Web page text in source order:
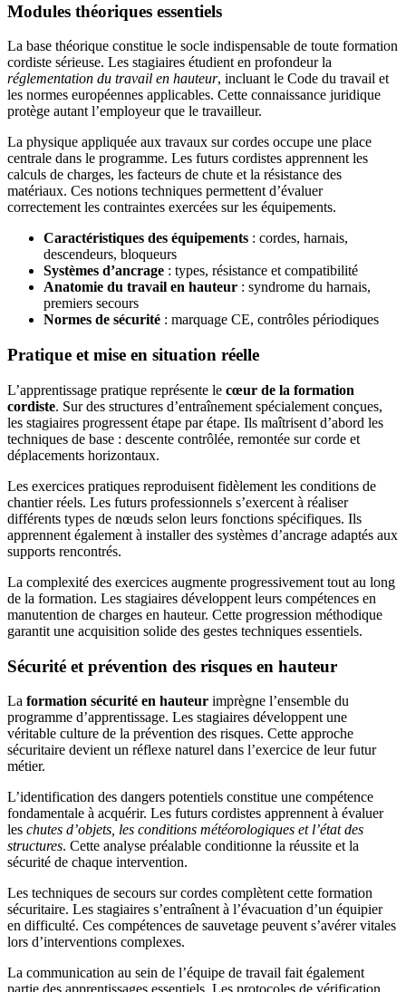
Modules théoriques essentiels
La base théorique constitue le socle indispensable de toute formation
cordiste sérieuse. Les stagiaires étudient en profondeur la
réglementation du travail en hauteur, incluant le Code du travail et
les normes européennes applicables. Cette connaissance juridique
protège autant l’employeur que le travailleur.
La physique appliquée aux travaux sur cordes occupe une place
centrale dans le programme. Les futurs cordistes apprennent les
calculs de charges, les facteurs de chute et la résistance des
matériaux. Ces notions techniques permettent d’évaluer
correctement les contraintes exercées sur les équipements.
Caractéristiques des équipements : cordes, harnais,
descendeurs, bloqueurs
Systèmes d’ancrage : types, résistance et compatibilité
Anatomie du travail en hauteur : syndrome du harnais,
premiers secours
Normes de sécurité : marquage CE, contrôles périodiques
Pratique et mise en situation réelle
L’apprentissage pratique représente le cœur de la formation
cordiste. Sur des structures d’entraînement spécialement conçues,
les stagiaires progressent étape par étape. Ils maîtrisent d’abord les
techniques de base : descente contrôlée, remontée sur corde et
déplacements horizontaux.
Les exercices pratiques reproduisent fidèlement les conditions de
chantier réels. Les futurs professionnels s’exercent à réaliser
différents types de nœuds selon leurs fonctions spécifiques. Ils
apprennent également à installer des systèmes d’ancrage adaptés aux
supports rencontrés.
La complexité des exercices augmente progressivement tout au long
de la formation. Les stagiaires développent leurs compétences en
manutention de charges en hauteur. Cette progression méthodique
garantit une acquisition solide des gestes techniques essentiels.
Sécurité et prévention des risques en hauteur
La formation sécurité en hauteur imprègne l’ensemble du
programme d’apprentissage. Les stagiaires développent une
véritable culture de la prévention des risques. Cette approche
sécuritaire devient un réflexe naturel dans l’exercice de leur futur
métier.
L’identification des dangers potentiels constitue une compétence
fondamentale à acquérir. Les futurs cordistes apprennent à évaluer
les chutes d’objets, les conditions météorologiques et l’état des
structures. Cette analyse préalable conditionne la réussite et la
sécurité de chaque intervention.
Les techniques de secours sur cordes complètent cette formation
sécuritaire. Les stagiaires s’entraînent à l’évacuation d’un équipier
en difficulté. Ces compétences de sauvetage peuvent s’avérer vitales
lors d’interventions complexes.
La communication au sein de l’équipe de travail fait également